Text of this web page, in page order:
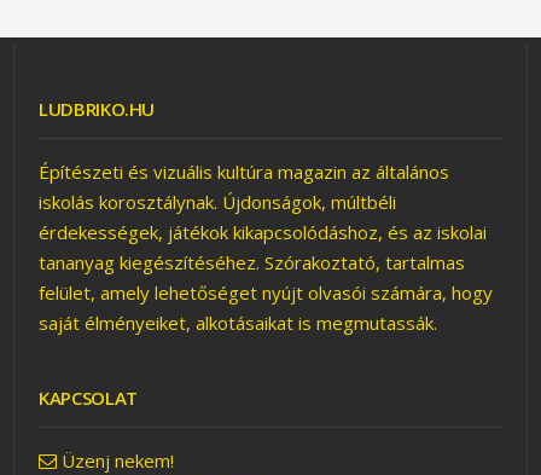
LUDBRIKO.HU
Építészeti és vizuális kultúra magazin az általános
iskolás korosztálynak. Újdonságok, múltbéli
érdekességek, játékok kikapcsolódáshoz, és az iskolai
tananyag kiegészítéséhez. Szórakoztató, tartalmas
felület, amely lehetőséget nyújt olvasói számára, hogy
saját élményeiket, alkotásaikat is megmutassák.
KAPCSOLAT
Üzenj nekem!